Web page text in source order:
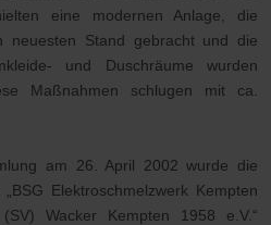
eine modernen Anlage, die
neuesten Stand gebracht und die
und Duschräume wurden
Maßnahmen schlugen mit ca.
am 26. April 2002 wurde die
Elektroschmelzwerk Kempten
Wacker Kempten 1958 e.V.“